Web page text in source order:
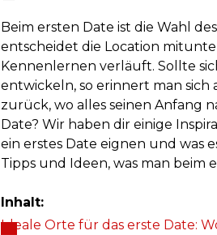
Beim ersten Date ist die Wahl
entscheidet die Location
Kennenlernen verläuft. Sollte
entwickeln, so erinnert man
zurück, wo alles seinen Anfang
Date? Wir haben dir einige
ein erstes Date eignen und was
Tipps und Ideen, was man beim
Inhalt:
Ideale Orte für das erste Date: